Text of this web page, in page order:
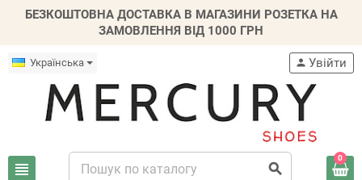
БЕЗКОШТОВНА ДОСТАВКА В МАГАЗИНИ РОЗЕТКА НА
ЗАМОВЛЕННЯ ВІД 1000 ГРН
Українська
view_headline search
person Увійти
0